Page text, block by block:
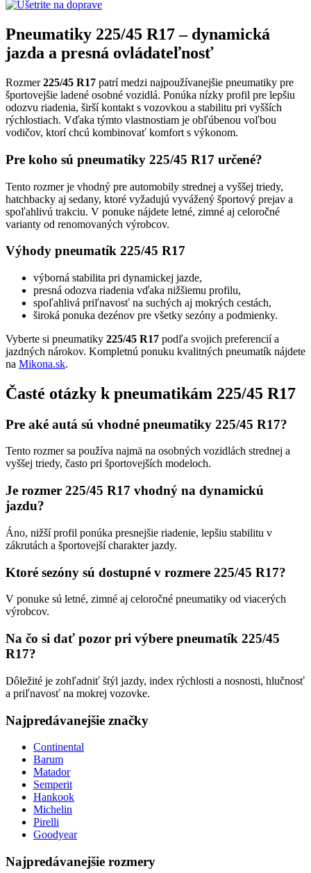
Pneumatiky 225/45 R17 – dynamická
jazda a presná ovládateľnosť
Rozmer225/45 R17 patrí medzi najpoužívanejšie pneumatiky pre
športovejšie ladené osobné vozidlá. Ponúka nízky profil pre lepšiu
odozvu riadenia, širší kontakt s vozovkou a stabilitu pri vyšších
rýchlostiach. Vďaka týmto vlastnostiam je obľúbenou voľbou
vodičov, ktorí chcú kombinovať komfort s výkonom.
Pre koho sú pneumatiky 225/45 R17 určené?
Tento rozmer je vhodný pre automobily strednej a vyššej triedy,
hatchbacky aj sedany, ktoré vyžadujú vyvážený športový prejav a
spoľahlivú trakciu. V ponuke nájdete letné, zimné aj celoročné
varianty od renomovaných výrobcov.
Výhody pneumatík 225/45 R17
výborná stabilita pri dynamickej jazde,
presná odozva riadenia vďaka nižšiemu profilu,
spoľahlivá priľnavosť na suchých aj mokrých cestách,
široká ponuka dezénov pre všetky sezóny a podmienky.
Vyberte si pneumatiky 225/45 R17 podľa svojich preferencií a
jazdných nárokov. Kompletnú ponuku kvalitných pneumatík nájdete
na Mikona.sk.
Časté otázky k pneumatikám 225/45 R17
Pre aké autá sú vhodné pneumatiky 225/45 R17?
Tento rozmer sa používa najmä na osobných vozidlách strednej a
vyššej triedy, často pri športovejších modeloch.
Je rozmer 225/45 R17 vhodný na dynamickú
jazdu?
Áno, nižší profil ponúka presnejšie riadenie, lepšiu stabilitu v
zákrutách a športovejší charakter jazdy.
Ktoré sezóny sú dostupné v rozmere 225/45 R17?
V ponuke sú letné, zimné aj celoročné pneumatiky od viacerých
výrobcov.
Na čo si dať pozor pri výbere pneumatík 225/45
R17?
Dôležité je zohľadniť štýl jazdy, index rýchlosti a nosnosti, hlučnosť
a priľnavosť na mokrej vozovke.
Najpredávanejšie značky
Continental
Barum
Matador
Semperit
Hankook
Michelin
Pirelli
Goodyear
Najpredávanejšie rozmery